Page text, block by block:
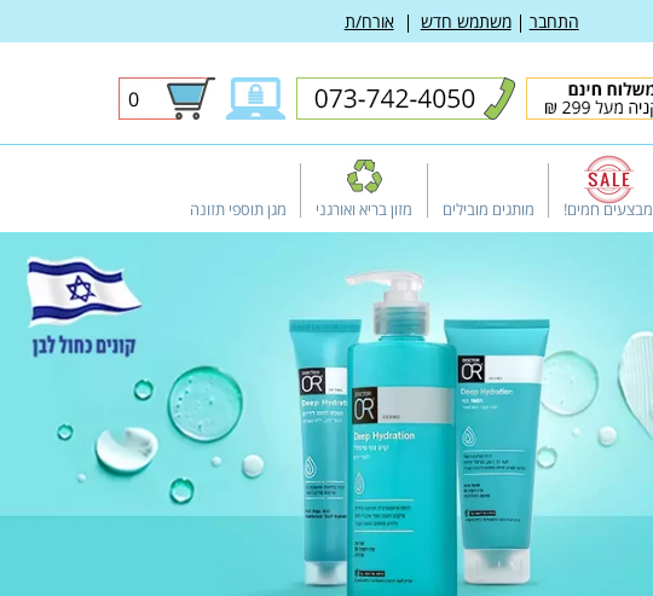
התחבר משתמש חדש אורח/ת
0
0
פריטים
מבצעים חמים! מותגים מובילים מזון בריא ואורגני מגן תוספי תזונה